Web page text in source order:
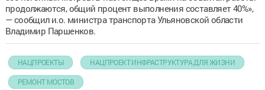
продолжаются, общий процент выполнения составляет 40%»,
— сообщил и.о. министра транспорта Ульяновской области
Владимир Паршенков.
НАЦПРОЕКТЫ НАЦПРОЕКТ ИНФРАСТРУКТУРА ДЛЯ ЖИЗНИ
РЕМОНТ МОСТОВ